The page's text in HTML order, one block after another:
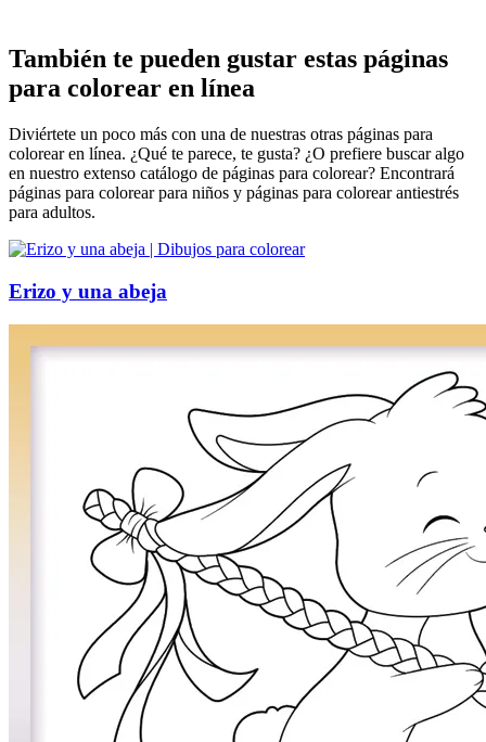
También te pueden gustar estas páginas
para colorear en línea
Diviértete un poco más con una de nuestras otras páginas para
colorear en línea. ¿Qué te parece, te gusta? ¿O prefiere buscar algo
en nuestro extenso catálogo de páginas para colorear? Encontrará
páginas para colorear para niños y páginas para colorear antiestrés
para adultos.
Erizo y una abeja